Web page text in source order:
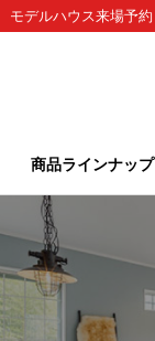
商品ラインナップ
モデルハウス来場予約